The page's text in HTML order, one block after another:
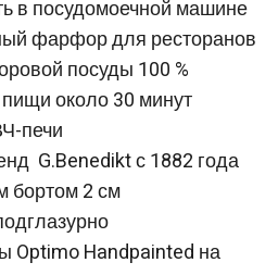
в посудомоечной машине
фарфор для ресторанов
посуды 100 %
около 30 минут
печи
G.Benedikt с 1882 года
бортом 2 см
Optimo Handpainted на